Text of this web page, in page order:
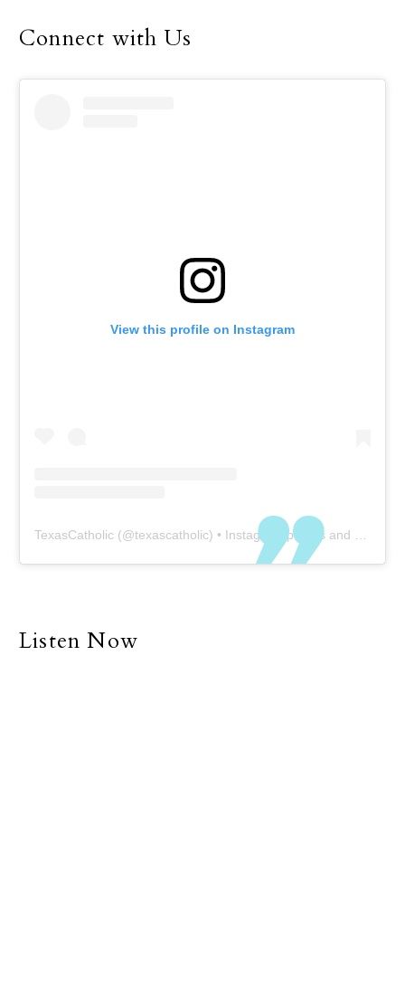
Connect with Us
View this profile on Instagram
TexasCatholic (@texascatholic) • Instagram photos and videos
Listen Now